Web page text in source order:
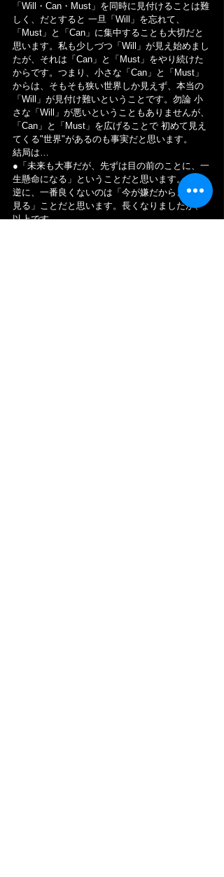
「Will・Can・Must」を同時に見付けることは難
しく、だとすると 一旦「Will」を忘れて、
「Must」と「Can」に集中することも大切だと
思います。私も少しづつ「Will」が見え始めまし
たが、それは「Can」と「Must」をやり続けた
からです。つまり、小さな「Can」と「Must」
からは、そもそも狭い世界しか見えず、本当の
「Will」が見付け難いということです。勿論 小
さな「Will」が悪いということもありませんが、
「Can」と「Must」を広げることで 初めて見え
てくる"世界"があるのも事実だと思います。
結局は…
●「未来も大事だが、先ずは目の前のことに、一
生懸命になる」ということだと思います。
逆に、一番良くないのは「今が嫌だから、外を
見る」ことだと思います。長くなりましたが、
以上です。